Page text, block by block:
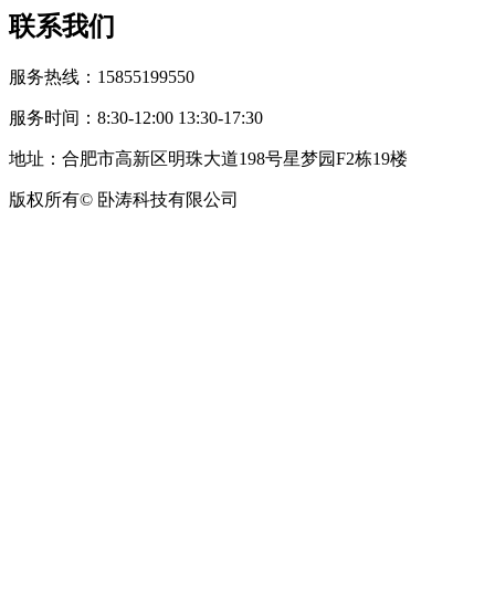
联系我们
服务热线：15855199550
服务时间：8:30-12:00 13:30-17:30
地址：合肥市高新区明珠大道198号星梦园F2栋19楼
版权所有© 卧涛科技有限公司